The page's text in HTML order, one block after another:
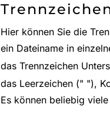
Hier können Sie die
ein Dateiname in
das Trennzeichen
das Leerzeichen (" "),
Es können beliebig